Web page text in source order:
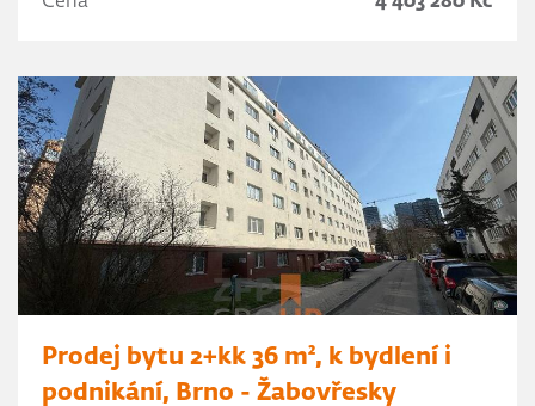
Prodej bytu 2+kk 36 m², k bydlení i
podnikání, Brno - Žabovřesky